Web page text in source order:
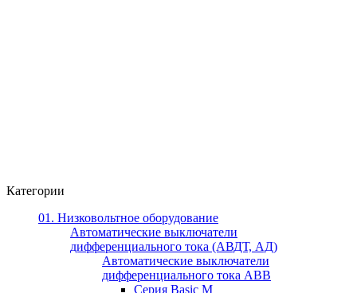
Категории
01. Низковольтное оборудование
Автоматические выключатели
дифференциального тока (АВДТ, АД)
Автоматические выключатели
дифференциального тока ABB
Серия Basic M